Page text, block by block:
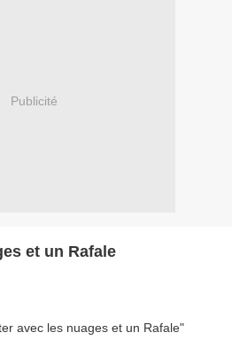
Publicité
et un Rafale